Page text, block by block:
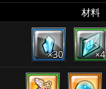
材料
×30 ×4